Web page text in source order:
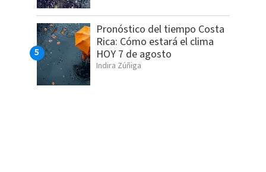
Pronóstico del tiempo Costa
Rica: Cómo estará el clima
HOY 7 de agosto
Indira Zúñiga